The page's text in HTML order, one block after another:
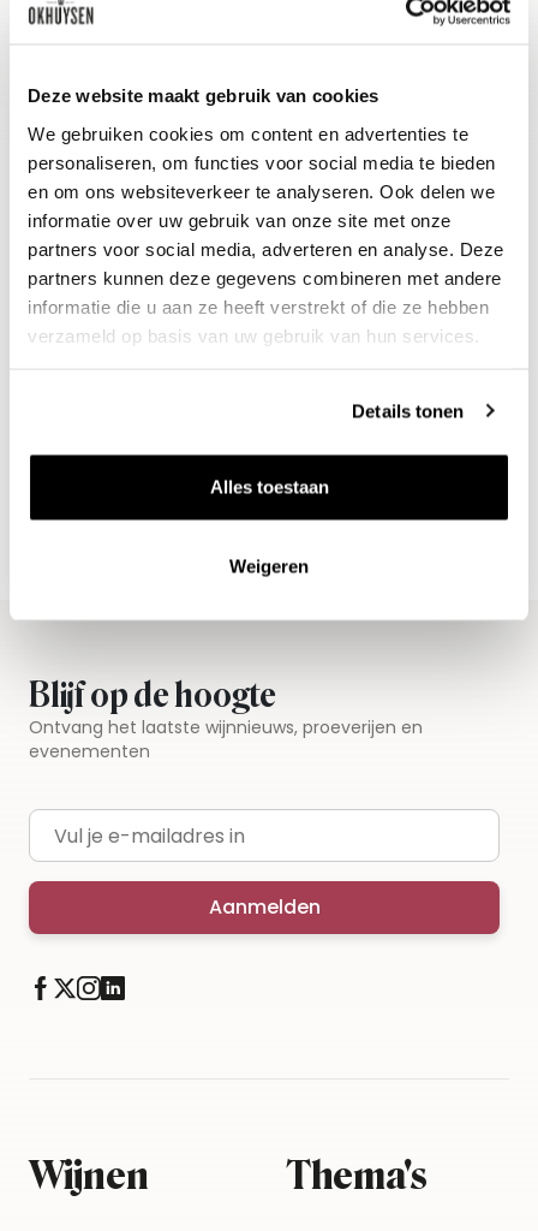
Deze website maakt gebruik van cookies
We gebruiken cookies om content en advertenties te
personaliseren, om functies voor social media te bieden
en om ons websiteverkeer te analyseren. Ook delen we
informatie over uw gebruik van onze site met onze
partners voor social media, adverteren en analyse. Deze
partners kunnen deze gegevens combineren met andere
informatie die u aan ze heeft verstrekt of die ze hebben
verzameld op basis van uw gebruik van hun services.
Details tonen
Alles toestaan
Weigeren
Blijf op de hoogte
Ontvang het laatste wijnnieuws, proeverijen en
evenementen
E-mailadres
Aanmelden
Wijnen Thema's